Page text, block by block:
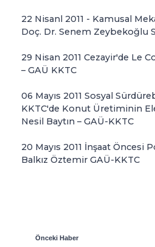
22 Nisanl 2011 - Kamusal
Doç. Dr. Senem Zeybekoğlu
29 Nisan 2011 Cezayir'de Le
– GAÜ KKTC
06 Mayıs 2011 Sosyal
KKTC'de Konut Üretiminin
Nesil Baytın – GAÜ-KKTC
20 Mayıs 2011 İnşaat Öncesi
Balkız Öztemir GAÜ-KKTC
Önceki Haber